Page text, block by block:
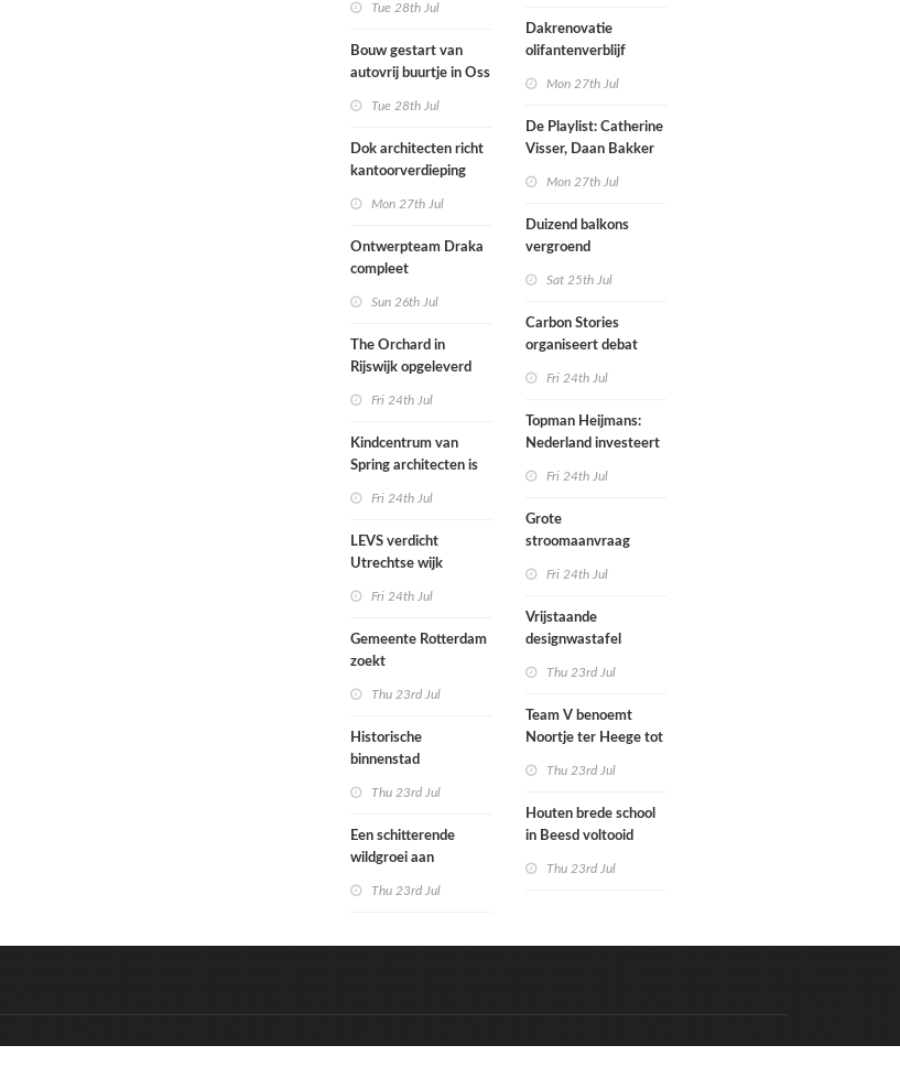
Tue 28th Jul
Bouw gestart van
autovrij buurtje in Oss
Tue 28th Jul
Dok architecten richt
kantoorverdieping
hernieuwd in
Mon 27th Jul
Ontwerpteam Draka
compleet
Sun 26th Jul
The Orchard in
Rijswijk opgeleverd
Fri 24th Jul
Kindcentrum van
Spring architecten is
Fri 24th Jul
LEVS verdicht
Utrechtse wijk
Fri 24th Jul
Gemeente Rotterdam
zoekt
doorrekenen met
CO2-rekenmethode
Thu 23rd Jul
Historische
binnenstad
werelderfgoed
Thu 23rd Jul
Een schitterende
wildgroei aan
Thu 23rd Jul
herontwikkeling
ziekenhuisterrein
Dakrenovatie
olifantenverblijf
Mon 27th Jul
De Playlist: Catherine
Visser, Daan Bakker
kamerensemble
Mon 27th Jul
Duizend balkons
vergroend
Sat 25th Jul
Carbon Stories
organiseert debat
Fri 24th Jul
Topman Heijmans:
Nederland investeert
Fri 24th Jul
Grote
stroomaanvraag
afgewezen
Fri 24th Jul
Vrijstaande
designwastafel
Thu 23rd Jul
Team V benoemt
Noortje ter Heege tot
Thu 23rd Jul
Houten brede school
in Beesd voltooid
Thu 23rd Jul